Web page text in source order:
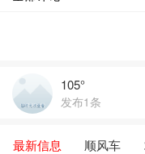
105°
发布1条
最新信息 顺风车